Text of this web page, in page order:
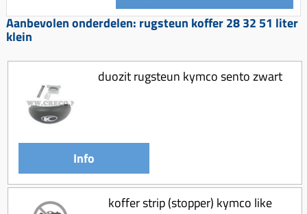
Variateur (delen)
Variokit
Voor tandwielen
Zuigers
Origineel zuigers
Tomos opvoeren (kits)
Koppeling compleet
Koppeling trekveer
Ketting / tandwiel
Standaard
Aanbevolen onderdelen: rugsteun koffer 28 32 51 liter
klein
duozit rugsteun kymco sento zwart
Info
koffer strip (stopper) kymco like